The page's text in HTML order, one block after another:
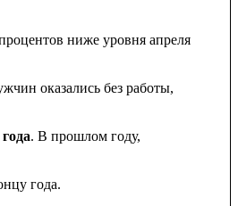
ниже уровня апреля
оказались без работы,
. В прошлом году,
года.